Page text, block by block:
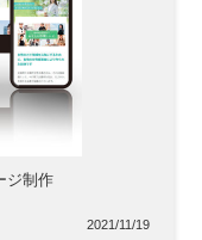
ジ制作
2021/11/19